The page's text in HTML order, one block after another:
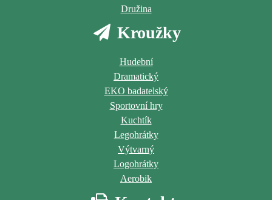
Družina
Kroužky
Hudební
Dramatický
EKO badatelský
Sportovní hry
Kuchtík
Legohrátky
Výtvarný
Logohrátky
Aerobik